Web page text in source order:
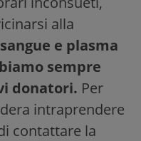
alla
e plasma
sempre
donatori. Per
intraprendere
contattare la